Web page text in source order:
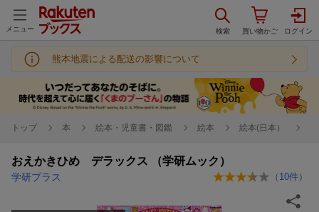
メニュー
熊本地震による配送の影響について
トップ 本 絵本・児童書・図鑑 絵本 絵本(日本）
おえかきひめ デラックス （学研ムック）
学研プラス （ 10件）